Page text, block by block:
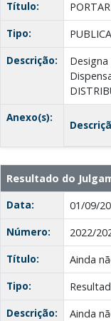
Título:
Tipo:
Descrição:
Anexo(s):
Resultado do
Data:
01/09/
Número:
2022/
Título:
Ainda
Tipo:
Descrição:
Ainda